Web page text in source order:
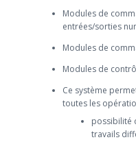
Modules de
entrées/sorties
Modules de
Modules de
Ce système
toutes les
possibilité
travails